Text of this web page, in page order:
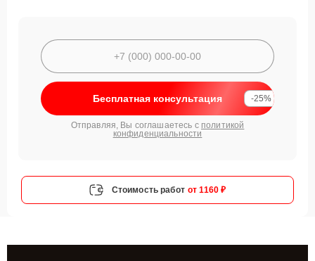
Бесплатная консультация -25%
Отправляя, Вы соглашаетесь с политикой
конфиденциальности
Стоимость работ от 1160 ₽